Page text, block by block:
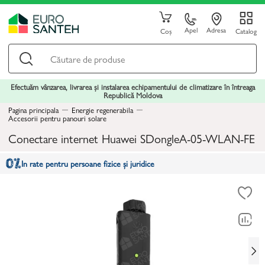
Coș Apel Adresa Catalog
Efectuăm vânzarea, livrarea și instalarea echipamentului de climatizare în întreaga
Republică Moldova
Pagina principala
Energie regenerabila
Accesorii pentru panouri solare
Conectare internet Huawei SDongleA-05-WLAN-FE
In rate pentru persoane fizice și juridice